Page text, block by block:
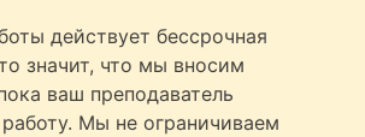
действует бессрочная
значит, что мы вносим
ваш преподаватель
Мы не ограничиваем